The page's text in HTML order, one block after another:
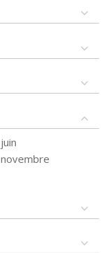
juin
novembre